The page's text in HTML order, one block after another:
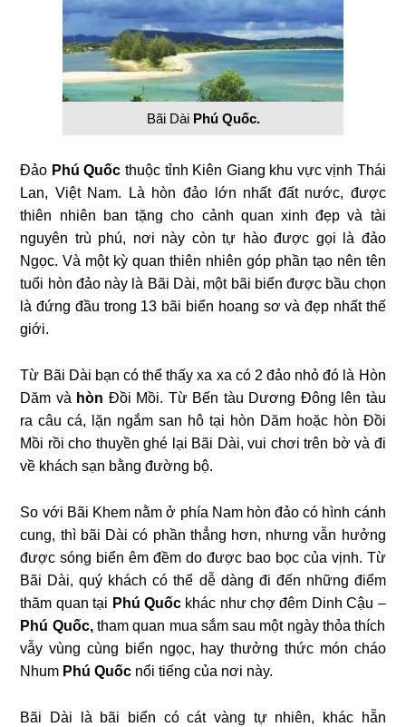
Bãi Dài Phú Quốc.
Đảo Phú Quốc thuộc tỉnh Kiên Giang khu vực vịnh Thái
Lan, Việt Nam. Là hòn đảo lớn nhất đất nước, được
thiên nhiên ban tặng cho cảnh quan xinh đẹp và tài
nguyên trù phú, nơi này còn tự hào được gọi là đảo
Ngọc. Và một kỳ quan thiên nhiên góp phần tạo nên tên
tuổi hòn đảo này là Bãi Dài, một bãi biển được bầu chọn
là đứng đầu trong 13 bãi biển hoang sơ và đẹp nhất thế
giới.
Từ Bãi Dài bạn có thể thấy xa xa có 2 đảo nhỏ đó là Hòn
Dăm và hòn Đồi Mồi. Từ Bến tàu Dương Đông lên tàu
ra câu cá, lặn ngắm san hô tại hòn Dăm hoặc hòn Đồi
Mồi rồi cho thuyền ghé lại Bãi Dài, vui chơi trên bờ và đi
về khách sạn bằng đường bộ.
So với Bãi Khem nằm ở phía Nam hòn đảo có hình cánh
cung, thì bãi Dài có phần thẳng hơn, nhưng vẫn hưởng
được sóng biển êm đềm do được bao bọc của vịnh. Từ
Bãi Dài, quý khách có thể dễ dàng đi đến những điểm
thăm quan tại Phú Quốckhác như chợ đêm Dinh Cậu –
Phú Quốc, tham quan mua sắm sau một ngày thỏa thích
vẫy vùng cùng biển ngọc, hay thưởng thức món cháo
Nhum Phú Quốc nổi tiếng của nơi này.
Bãi Dài là bãi biển có cát vàng tự nhiên, khác hẵn